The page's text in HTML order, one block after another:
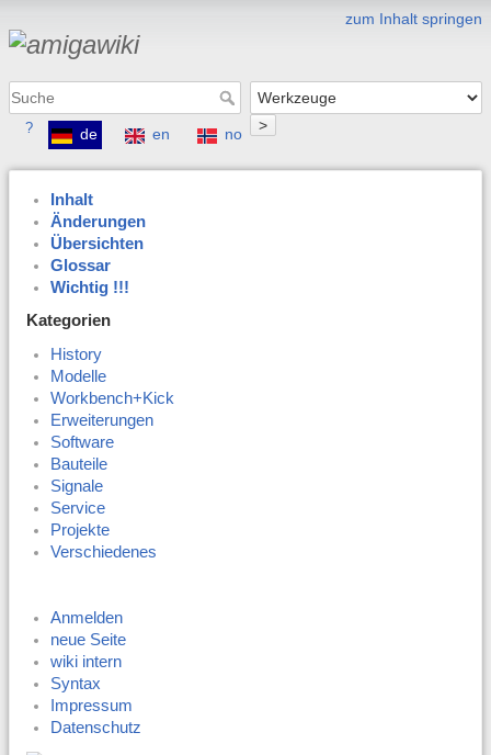
zum Inhalt springen
>
? de en no
Inhalt
Änderungen
Übersichten
Glossar
Wichtig !!!
Kategorien
History
Modelle
Workbench+Kick
Erweiterungen
Software
Bauteile
Signale
Service
Projekte
Verschiedenes
Anmelden
neue Seite
wiki intern
Syntax
Impressum
Datenschutz